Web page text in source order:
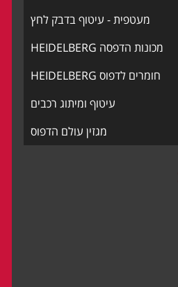
מעטפית - עיטוף בדבק לחץ
מכונות הדפסה HEIDELBERG
חומרים לדפוס HEIDELBERG
עיטוף ומיתוג רכבים
מגזין עולם הדפוס